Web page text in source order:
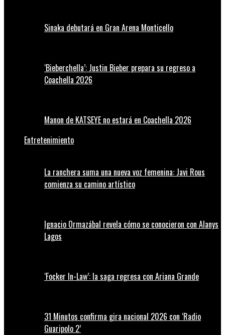
Sinaka debutará en Gran Arena Monticello
‘Bieberchella’: Justin Bieber prepara su regreso a
Coachella 2026
Manon de KATSEYE no estará en Coachella 2026
Entretenimiento
La ranchera suma una nueva voz femenina: Javi Rous
comienza su camino artístico
Ignacio Ormazábal revela cómo se conocieron con Alanys
Lagos
‘Focker In-Law’: la saga regresa con Ariana Grande
31 Minutos confirma gira nacional 2026 con ‘Radio
Guaripolo 2’